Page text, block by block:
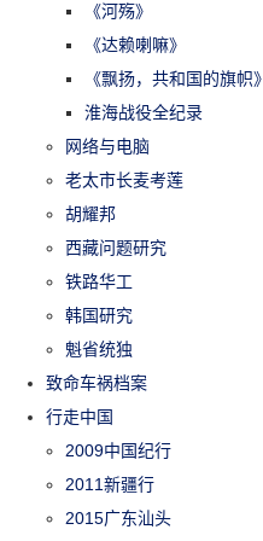
《河殇》
《达赖喇嘛》
《飘扬，共和国的旗帜》
淮海战役全纪录
网络与电脑
老太市长麦考莲
胡耀邦
西藏问题研究
铁路华工
韩国研究
魁省统独
致命车祸档案
行走中国
2009中国纪行
2011新疆行
2015广东汕头